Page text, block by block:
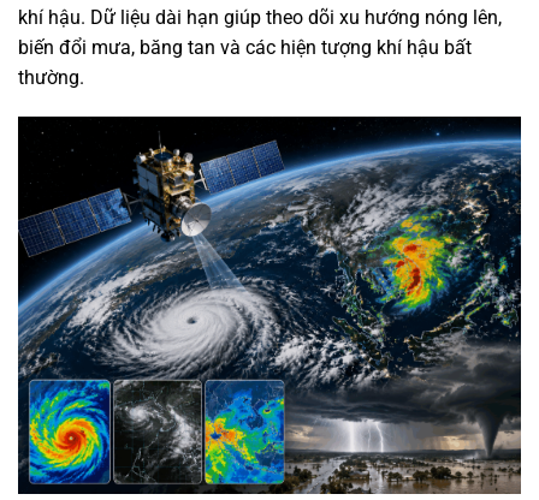
khí hậu. Dữ liệu dài hạn giúp theo dõi xu hướng nóng lên,
biến đổi mưa, băng tan và các hiện tượng khí hậu bất
thường.